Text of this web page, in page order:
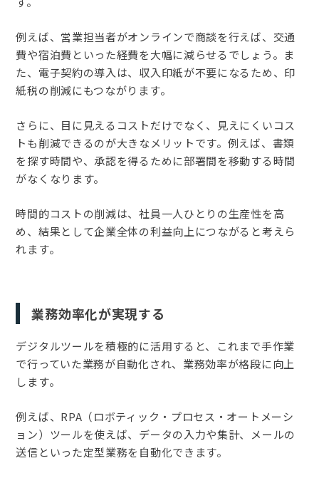
例えば、営業担当者がオンラインで商談を行えば、交通
費や宿泊費といった経費を大幅に減らせるでしょう。ま
た、電子契約の導入は、収入印紙が不要になるため、印
紙税の削減にもつながります。
さらに、目に見えるコストだけでなく、見えにくいコス
トも削減できるのが大きなメリットです。例えば、書類
を探す時間や、承認を得るために部署間を移動する時間
がなくなります。
時間的コストの削減は、社員一人ひとりの生産性を高
め、結果として企業全体の利益向上につながると考えら
れます。
業務効率化が実現する
デジタルツールを積極的に活用すると、これまで手作業
で行っていた業務が自動化され、業務効率が格段に向上
します。
例えば、RPA（ロボティック・プロセス・オートメーシ
ョン）ツールを使えば、データの入力や集計、メールの
送信といった定型業務を自動化できます。